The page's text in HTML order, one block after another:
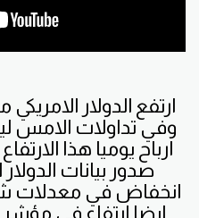
ارتفع الدولار
وفي تداولات الامس
ارباح يوميا هذا
صدور بيانات
انخفاض في معدلات
ايضا ارتفاع في مؤشر